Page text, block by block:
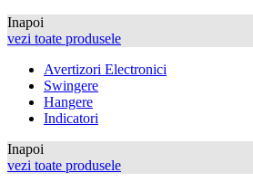
Inapoi
vezi toate produsele
Avertizori Electronici
Swingere
Hangere
Indicatori
Inapoi
vezi toate produsele